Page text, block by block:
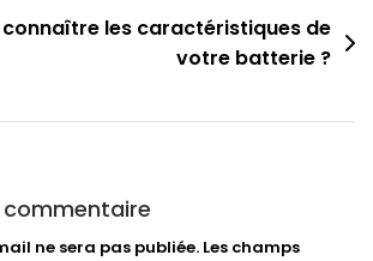
les caractéristiques de
votre batterie ?
commentaire
ne sera pas publiée. Les champs